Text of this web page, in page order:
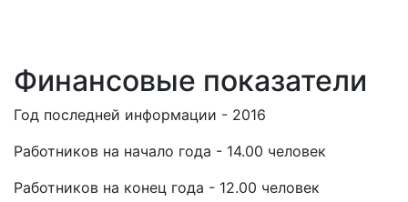
Финансовые показатели
Год последней информации - 2016
Работников на начало года - 14.00 человек
Работников на конец года - 12.00 человек